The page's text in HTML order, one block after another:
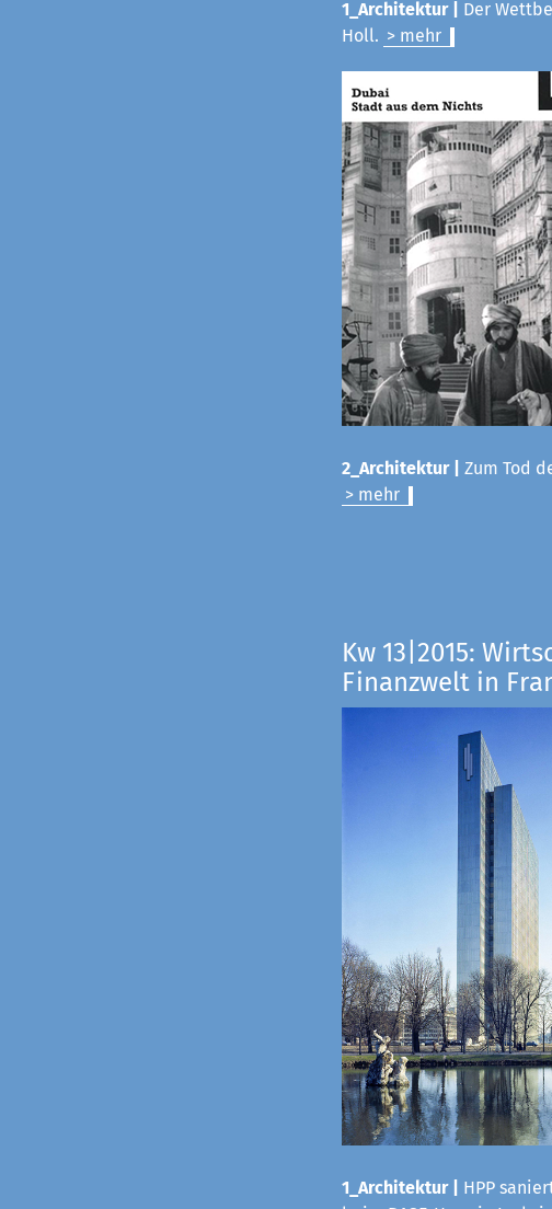
1_Architektur |
Der
Holl. > mehr
2_Architektur |
Zum Tod
> mehr
Kw 13|2015:
Finanzwelt in
1_Architektur |
HPP